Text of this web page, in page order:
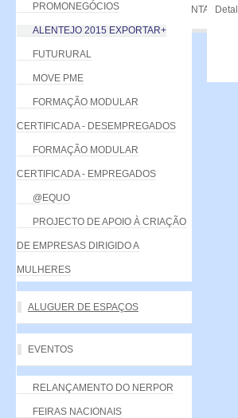
CONTACTE-
PROMONEGÓCIOS
ALENTEJO 2015 EXPORTAR+
FUTURURAL
MOVE PME
FORMAÇÃO MODULAR
CERTIFICADA - DESEMPREGADOS
FORMAÇÃO MODULAR
CERTIFICADA - EMPREGADOS
@EQUO
PROJECTO DE APOIO À CRIAÇÃO
DE EMPRESAS DIRIGIDO A
MULHERES
ALUGUER DE ESPAÇOS
EVENTOS
RELANÇAMENTO DO NERPOR
FEIRAS NACIONAIS